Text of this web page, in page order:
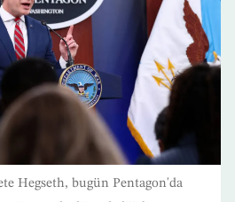
Hegseth, bugün Pentagon'da